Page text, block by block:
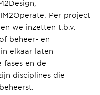
Per project
we inzetten t.b.v.
beheer- en
elkaar laten
fases en de
disciplines die